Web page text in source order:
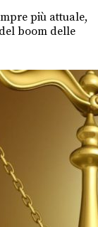
più attuale,
boom delle